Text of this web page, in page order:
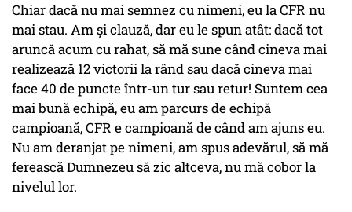
Chiar dacă nu mai semnez cu nimeni, eu la CFR nu
mai stau. Am și clauză, dar eu le spun atât: dacă tot
aruncă acum cu rahat, să mă sune când cineva mai
realizează 12 victorii la rând sau dacă cineva mai
face 40 de puncte într-un tur sau retur! Suntem cea
mai bună echipă, eu am parcurs de echipă
campioană, CFR e campioană de când am ajuns eu.
Nu am deranjat pe nimeni, am spus adevărul, să mă
ferească Dumnezeu să zic altceva, nu mă cobor la
nivelul lor.